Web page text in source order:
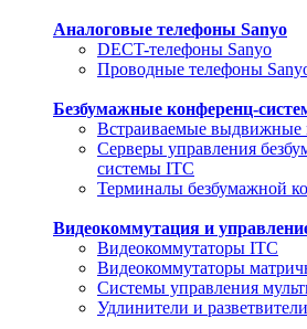
Аналоговые телефоны Sanyo
DECT-телефоны Sanyo
Проводные телефоны
Безбумажные конференц-
Встраиваемые
Серверы управления
системы ITC
Терминалы безбумажной
Видеокоммутация и
Видеокоммутаторы ITC
Видеокоммутаторы
Системы управления
Удлинители и